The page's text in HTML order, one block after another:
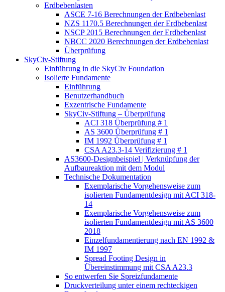
Erdbebenlasten
ASCE 7-16 Berechnungen der Erdbebenlast
NZS 1170.5 Berechnungen der Erdbebenlast
NSCP 2015 Berechnungen der Erdbebenlast
NBCC 2020 Berechnungen der Erdbebenlast
Überprüfung
SkyCiv-Stiftung
Einführung in die SkyCiv Foundation
Isolierte Fundamente
Einführung
Benutzerhandbuch
Exzentrische Fundamente
SkyCiv-Stiftung – Überprüfung
ACI 318 Überprüfung # 1
AS 3600 Überprüfung # 1
IM 1992 Überprüfung # 1
CSA A23.3-14 Verifizierung # 1
AS3600-Designbeispiel | Verknüpfung der
Aufbaureaktion mit dem Modul
Technische Dokumentation
Exemplarische Vorgehensweise zum
isolierten Fundamentdesign mit ACI 318-
14
Exemplarische Vorgehensweise zum
isolierten Fundamentdesign mit AS 3600
2018
Einzelfundamentierung nach EN 1992 &
IM 1997
Spread Footing Design in
Übereinstimmung mit CSA A23.3
So entwerfen Sie Spreizfundamente
Druckverteilung unter einem rechteckigen